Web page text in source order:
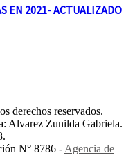
EN 2021- ACTUALIZADO
derechos reservados.
Alvarez Zunilda Gabriela.
N° 8786 -Agencia de